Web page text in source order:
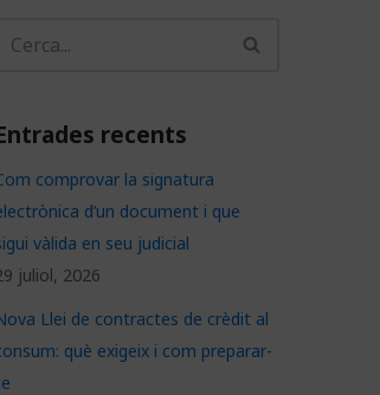
recents
comprovar la signatura
d’un document i que
vàlida en seu judicial
juliol, 2026
Llei de contractes de crèdit al
què exigeix i com preparar-